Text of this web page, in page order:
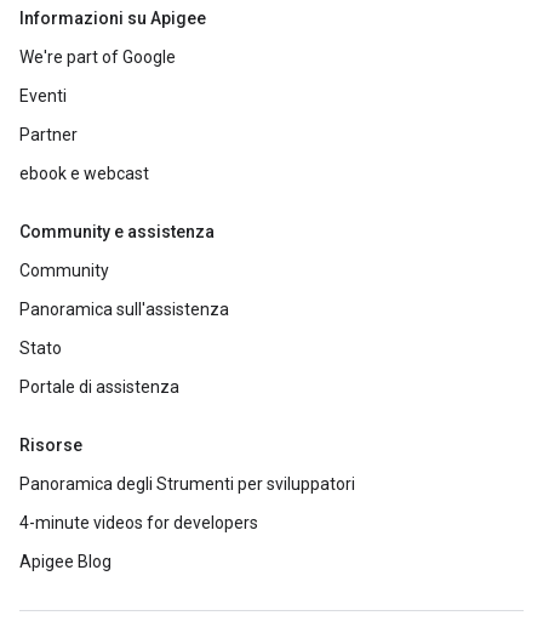
Informazioni su Apigee
We're part of Google
Eventi
Partner
ebook e webcast
Community e assistenza
Community
Panoramica sull'assistenza
Stato
Portale di assistenza
Risorse
Panoramica degli Strumenti per sviluppatori
4-minute videos for developers
Apigee Blog